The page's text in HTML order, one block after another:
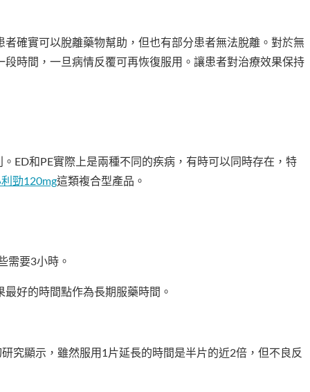
確實可以脫離藥物幫助，但也有部分患者無法脫離。對於無
時間，一旦病情反覆可再恢復服用。讓患者對治療效果保持
ED和PE實際上是兩種不同的疾病，有時可以同時存在，特
勁120mg這類複合型產品。
需要3小時。
好的時間點作為長期服藥時間。
究顯示，雖然服用1片延長的時間是半片的近2倍，但不良反